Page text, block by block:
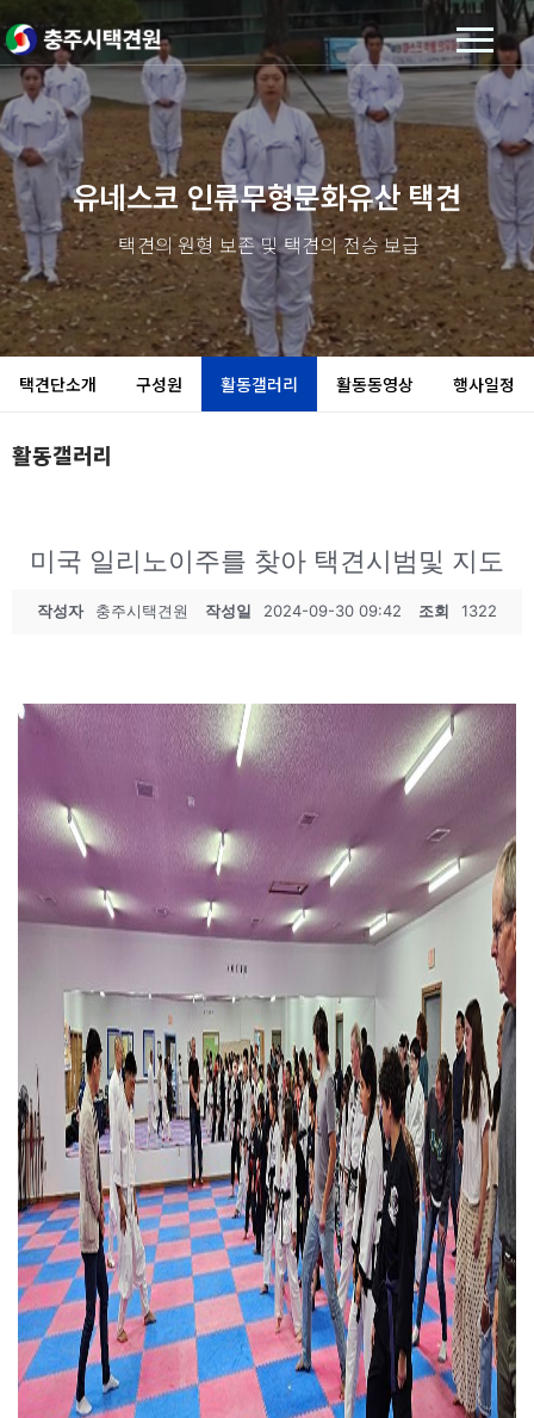
유네스코 인류무형문화유산 택견
택견의 원형 보존 및 택견의 전승 보급
택견단소개 구성원 활동갤러리 활동동영상 행사일정
활동갤러리
미국 일리노이주를 찾아 택견시범및 지도
작성자 충주시택견원 작성일 2024-09-30 09:42 조회 1322